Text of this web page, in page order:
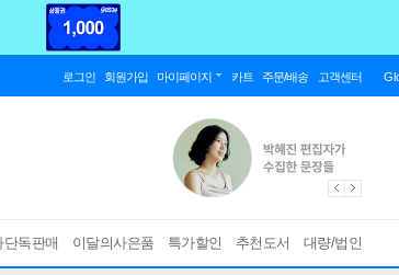
로그인 회원가입 마이페이지 카트 주문/배송 고객센터
단독판매 이달의사은품 특가할인 추천도서 대량/법인